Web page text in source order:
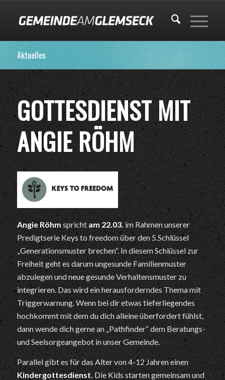
Aktuelles
GOTTESDIENST MIT
ANGIE RÖHM
Angie Röhm spricht am 22.03.im Rahmen unserer
Predigtserie Keys to freedom über den 5.Schlüssel
„Generationsmuster brechen“. In diesem Schlüssel zur
Freiheit geht es darum ungesunde Familienmuster
abzulegen und neue gesunde Verhaltensmuster zu
integrieren. Das wird ein herausforderndes Thema mit
Triggerwarnung. Wenn bei dir etwas tieferliegendes
hochkommt mit dem du dich alleine überfordert fühlst,
dann wende dich gerne an „Pathfinder“ dem Beratungs-
und Seelsorgeangebot in unser Gemeinde.
Parallel gibt es für das Alter von 4-12 Jahren einen
Kindergottesdienst. Die Kids starten gemeinsam und